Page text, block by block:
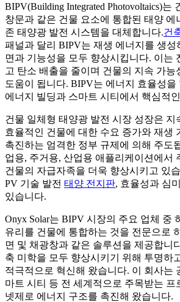
BIPV(Building Integrated Photovoltaics)는
창문과 같은 건물 요소에 통합된 태양 에
존 태양광 발전 시스템을 대체합니다.건
패널과 달리 BIPV는 재생 에너지를 생성
면과 기능성을 모두 향상시킵니다. 이는
고 탄소 배출을 줄이며 건물의 지속 가능
도움이 됩니다. BIPV는 에너지 효율성을
에너지 빌딩과 스마트 시티에서 핵심적
건물 일체형 태양광 발전 시장 성장은 지
효율적인 건물에 대한 수요 증가와 재생
촉진하는 엄격한 정부 규제에 의해 주도
업용, 주거용, 산업용 애플리케이션에서
건물의 자급자족을 더욱 향상시키고 있
PV 기술 발전 태양 전지판, 효율성과 심
있습니다.
Onyx Solar는 BIPV 시장의 주요 업체 중
유리를 건물에 통합하는 것을 전문으로
면 및 채광창과 같은 솔루션을 제공합니
축 미학을 모두 향상시키기 위해 투명하
적극적으로 혁신해 왔습니다. 이 회사는
마트 시티 등 전 세계적으로 주목받는 프
넷제로 에너지 구조를 촉진해 왔습니다.